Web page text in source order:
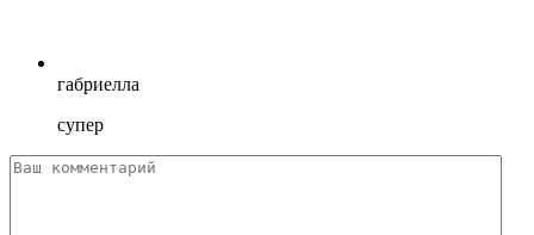
габриелла
супер